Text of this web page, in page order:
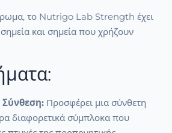
το Nutrigo Lab Strength έχει
και σημεία που χρήζουν
Προσφέρει μια σύνθετη
διαφορετικά σύμπλοκα που